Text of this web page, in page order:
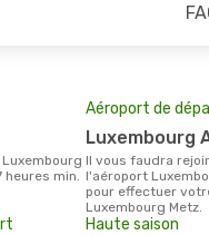
heures min.
Aéroport de
Luxembourg
Il vous faudra rejoindre
l'aéroport
pour effectuer
Luxembourg Metz.
Haute saison